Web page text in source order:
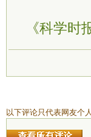
《科学时
以下评论只代表网友个